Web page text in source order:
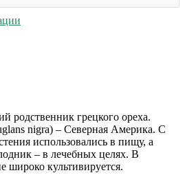
родственник грецкого ореха.
nigra) – Северная Америка. С
использовались в пищу, а
– в лечебных целях. В
широко культивируется.